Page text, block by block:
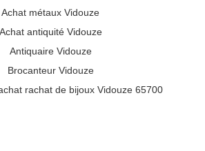
Achat métaux Vidouze
Achat antiquité Vidouze
Antiquaire Vidouze
Brocanteur Vidouze
rachat de bijoux Vidouze 65700